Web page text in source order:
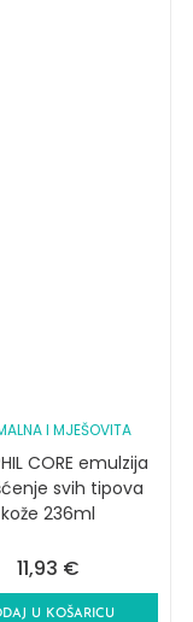
I MJEŠOVITA
CORE emulzija
svih tipova
kože 236ml
11,93 €
U KOŠARICU